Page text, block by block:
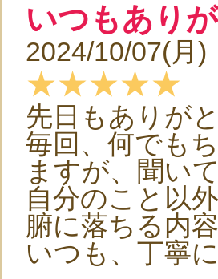
いつもあり
2024/10/07(月)
★★★★★
先日もありが
毎回、何でも
ますが、聞い
自分のこと以
腑に落ちる内
いつも、丁寧